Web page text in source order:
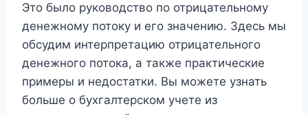
Это было руководство по отрицательному
денежному потоку и его значению. Здесь мы
обсудим интерпретацию отрицательного
денежного потока, а также практические
примеры и недостатки. Вы можете узнать
больше о бухгалтерском учете из